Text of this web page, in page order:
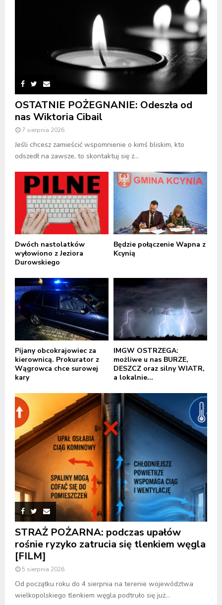
OSTATNIE POŻEGNANIE: Odeszła od
nas Wiktoria Cibail
7 sierpnia 2026
Jeśli chcesz zamieścić wspomnienie o kimś bliskim, kto
odszedł na zawsze, to skontaktuj się z...
Dwóch nastolatków
wyłowiono z Jeziora
Durowskiego
Będzie połączenie Wapna z
Kcynią
Pijany obcokrajowiec za
kierownicą. Prokurator z
Wągrowca chce surowej
kary
IMGW OSTRZEGA:
możliwe u nas BURZE,
DESZCZ oraz silny WIATR,
a lokalnie...
STRAŻ POŻARNA: podczas upałów
rośnie ryzyko zatrucia się tlenkiem węgla
[FILM]
5 sierpnia 2026
Od początku roku do 4 sierpnia na terenie województwa
wielkopolskiego tlenkiem węgla podtruło się już...